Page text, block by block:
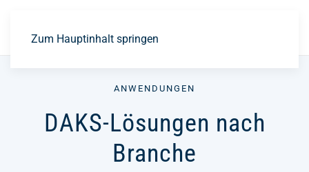
Zum Hauptinhalt springen
ANWENDUNGEN
DAKS-Lösungen nach
Branche